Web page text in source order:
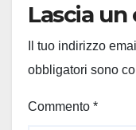
Lascia
Il tuo indirizzo
obbligatori sono
Commento *